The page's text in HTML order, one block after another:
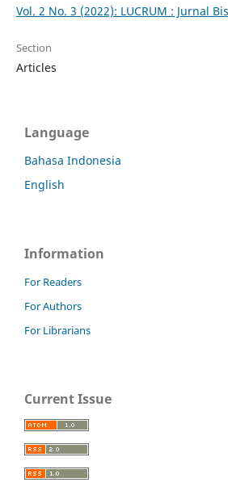
Vol. 2 No. 3 (2022): LUCRUM : Jurnal
Section
Articles
Language
Bahasa Indonesia
English
Information
For Readers
For Authors
For Librarians
Current Issue